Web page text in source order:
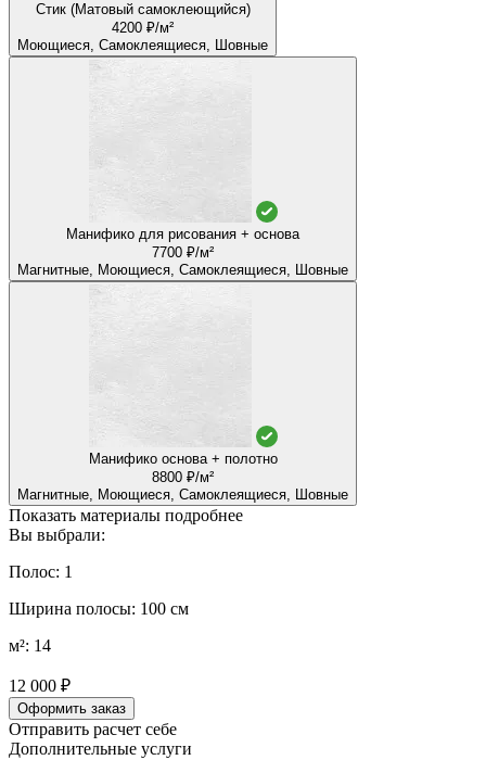
Стик (Матовый самоклеющийся)
4200 ₽/м²
Моющиеся, Самоклеящиеся, Шовные
Манифико для рисования + основа
7700 ₽/м²
Магнитные, Моющиеся, Самоклеящиеся, Шовные
Манифико основа + полотно
8800 ₽/м²
Магнитные, Моющиеся, Самоклеящиеся, Шовные
Показать материалы подробнее
Вы выбрали:
Полос: 1
Ширина полосы: 100 см
м²: 14
12 000 ₽
Оформить заказ
Отправить расчет себе
Дополнительные услуги